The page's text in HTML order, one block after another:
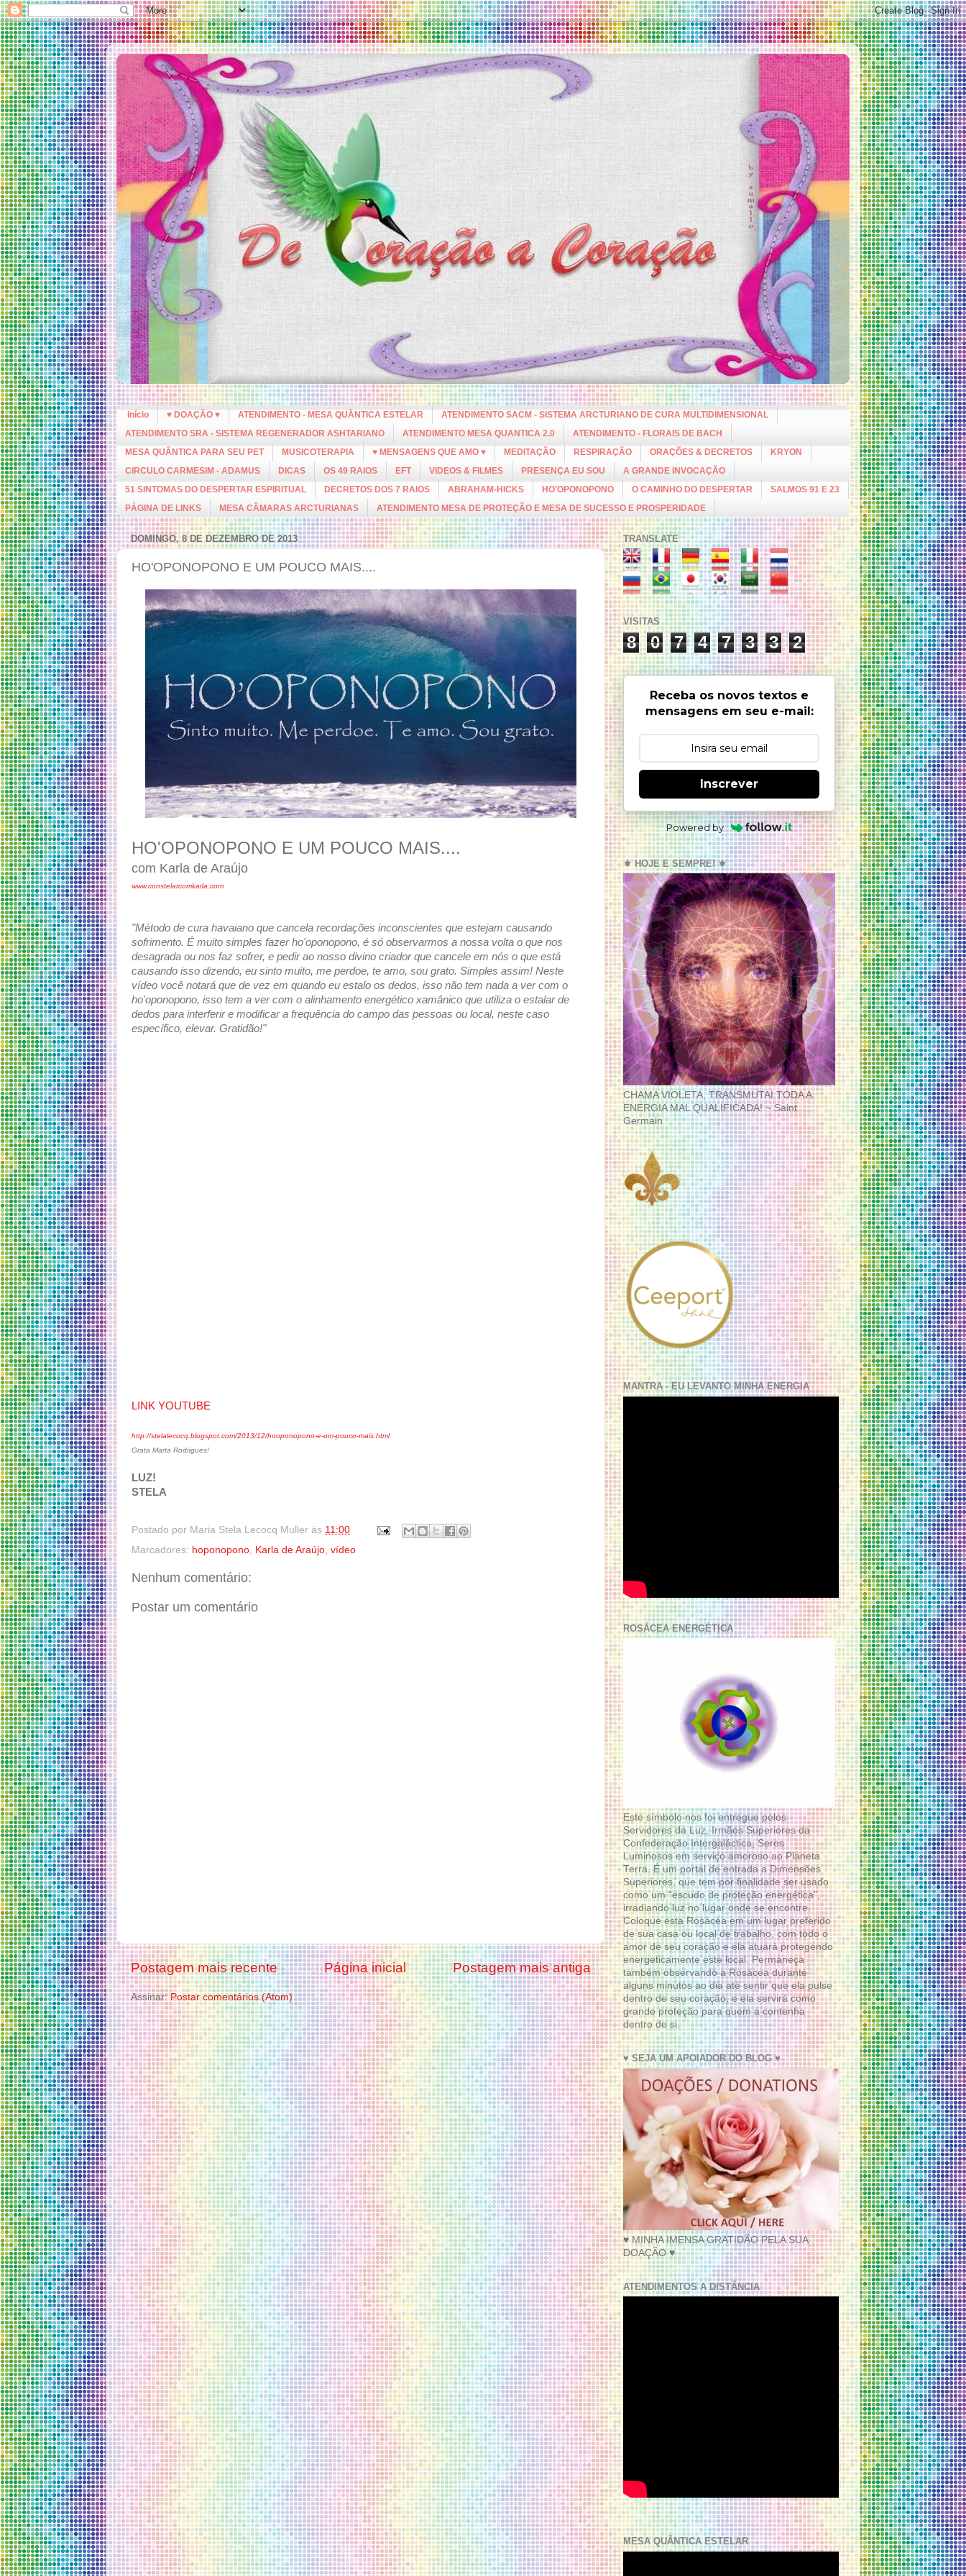
Início ♥ DOAÇÃO ♥ ATENDIMENTO - MESA QUÂNTICA ESTELAR
ATENDIMENTO SACM - SISTEMA ARCTURIANO DE CURA MULTIDIMENSIONAL
ATENDIMENTO SRA - SISTEMA REGENERADOR ASHTARIANO
ATENDIMENTO MESA QUANTICA 2.0
ATENDIMENTO - FLORAIS DE BACH
MESA QUÂNTICA PARA SEU PET
MUSICOTERAPIA ♥ MENSAGENS QUE AMO ♥ MEDITAÇÃO RESPIRAÇÃO ORAÇÕES & DECRETOS
KRYON
CIRCULO CARMESIM - ADAMUS
DICAS OS 49 RAIOS EFT VIDEOS & FILMES PRESENÇA EU SOU
A GRANDE INVOCAÇÃO
51 SINTOMAS DO DESPERTAR ESPIRITUAL
DECRETOS DOS 7 RAIOS ABRAHAM-HICKS HO'OPONOPONO O CAMINHO DO DESPERTAR
SALMOS 91 E 23
PÁGINA DE LINKS
MESA CÂMARAS ARCTURIANAS ATENDIMENTO MESA DE PROTEÇÃO E MESA DE SUCESSO E PROSPERIDADE
DOMINGO, 8 DE DEZEMBRO DE 2013
HO'OPONOPONO E UM POUCO MAIS....
HO'OPONOPONO E UM POUCO MAIS....
com Karla de Araújo
www.constelarcomkarla.com
"Método de cura havaiano que cancela recordações inconscientes que estejam causando
sofrimento. É muito simples fazer ho'oponopono, é só observarmos a nossa volta o que nos
desagrada ou nos faz sofrer, e pedir ao nosso divino criador que cancele em nós o que está
causando isso dizendo, eu sinto muito, me perdoe, te amo, sou grato. Simples assim! Neste
vídeo você notará que de vez em quando eu estalo os dedos, isso não tem nada a ver com o
ho'oponopono, isso tem a ver com o alinhamento energético xamânico que utiliza o estalar de
dedos para interferir e modificar a frequência do campo das pessoas ou local, neste caso
específico, elevar. Gratidão!"
LINK YOUTUBE
http://stelalecocq.blogspot.com/2013/12/hooponopono-e-um-pouco-mais.html
Grata Marta Rodrigues!
LUZ!
STELA
Postado por Maria Stela Lecocq Muller às 11:00
Marcadores: hoponopono Karla de Araújo vídeo
Nenhum comentário:
Postar um comentário
Postagem mais recente Postagem mais antiga
Página inicial
Assinar:Postar comentários (Atom)
TRANSLATE
VISITAS
8 0 7 4 7 3 3 2
Receba os novos textos e
mensagens em seu e-mail:
Inscrever
Powered by
⚜️ HOJE E SEMPRE! ⚜️
CHAMA VIOLETA, TRANSMUTAI TODA A
ENERGIA MAL QUALIFICADA! ~ Saint
Germain
MANTRA - EU LEVANTO MINHA ENERGIA
ROSÁCEA ENERGÉTICA
Este símbolo nos foi entregue pelos
Servidores da Luz, Irmãos Superiores da
Confederação Intergaláctica, Seres
Luminosos em serviço amoroso ao Planeta
Terra. É um portal de entrada a Dimensões
Superiores, que tem por finalidade ser usado
como um “escudo de proteção energética”,
irradiando luz no lugar onde se encontre.
Coloque esta Rosácea em um lugar preferido
de sua casa ou local de trabalho, com todo o
amor de seu coração e ela atuará protegendo
energeticamente este local. Permaneça
também observando a Rosácea durante
alguns minutos ao dia até sentir que ela pulse
dentro de seu coração, e ela servirá como
grande proteção para quem a contenha
dentro de si.
♥ SEJA UM APOIADOR DO BLOG ♥
♥ MINHA IMENSA GRATIDÃO PELA SUA
DOAÇÃO ♥
ATENDIMENTOS A DISTÂNCIA
MESA QUÂNTICA ESTELAR